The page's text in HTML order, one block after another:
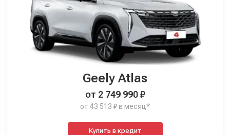
Geely Atlas
от 2 749 990 ₽
от 43 513 ₽ в месяц*
Купить в кредит